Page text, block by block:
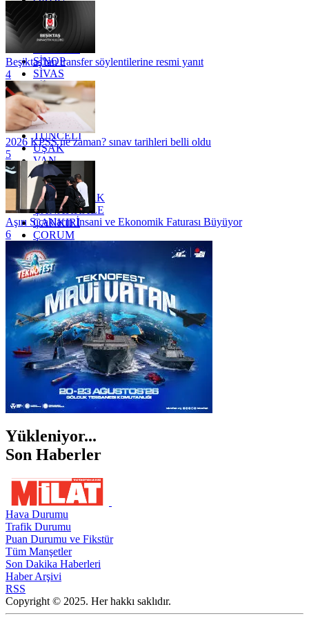
OSMANİYE
RİZE
SAKARYA
SİNOP
SİVAS
SİİRT
TEKİRDAĞ
TOKAT
TRABZON
TUNCELİ
UŞAK
VAN
YALOVA
YOZGAT
ZONGULDAK
ÇANAKKALE
ÇANKIRI
ÇORUM
İSTANBUL
İZMİR
ŞANLIURFA
ŞIRNAK
Beşiktaş'tan transfer söylentilerine resmi yanıt
4
2026 KPSS ne zaman? sınav tarihleri belli oldu
5
Aşırı Sıcakların İnsani ve Ekonomik Faturası Büyüyor
6
Yükleniyor...
Son Haberler
Hava Durumu
Trafik Durumu
Puan Durumu ve Fikstür
Tüm Manşetler
Son Dakika Haberleri
Haber Arşivi
RSS
Copyright © 2025. Her hakkı saklıdır.